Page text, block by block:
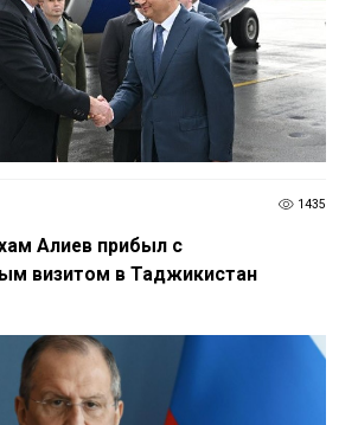
1435
Алиев прибыл с
визитом в Таджикистан